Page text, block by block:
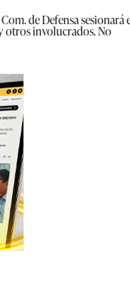
de Defensa sesionará
otros involucrados. No